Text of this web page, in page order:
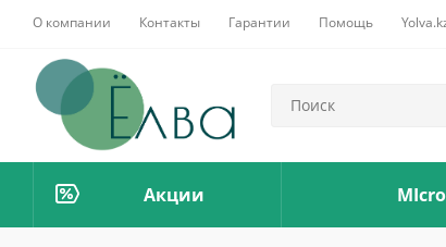
О компании Контакты Гарантии Помощь
Акции